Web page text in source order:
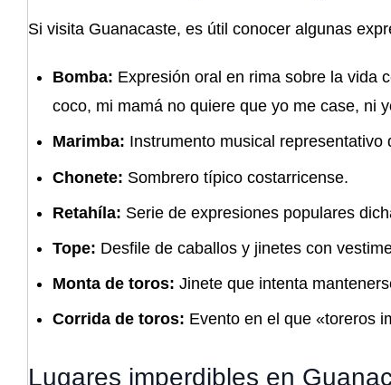
Si visita Guanacaste, es útil conocer algunas
Bomba: Expresión oral en rima sobre la vida
coco, mi mamá no quiere que yo me case, ni
Marimba: Instrumento musical representativo
Chonete: Sombrero típico costarricense.
Retahíla: Serie de expresiones populares
Tope: Desfile de caballos y jinetes con
Monta de toros: Jinete que intenta
Corrida de toros: Evento en el que «toreros
Lugares imperdibles en